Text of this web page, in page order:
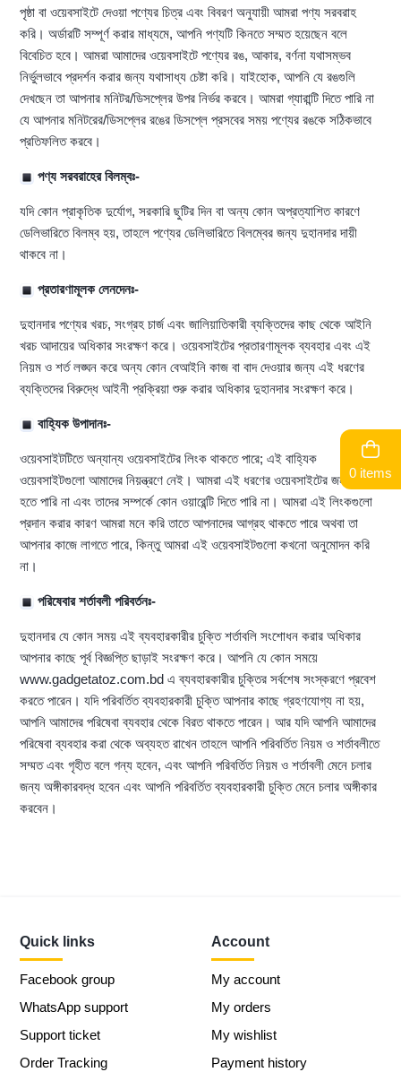
0 items
পৃষ্ঠা বা ওয়েবসাইটে দেওয়া পণ্যের চিত্র এবং বিবরণ অনুযায়ী আমরা পণ্য সরবরাহ
করি। অর্ডারটি সম্পূর্ণ করার মাধ্যমে, আপনি পণ্যটি কিনতে সম্মত হয়েছেন বলে
বিবেচিত হবে। আমরা আমাদের ওয়েবসাইটে পণ্যের রঙ, আকার, বর্ণনা যথাসম্ভব
নির্ভুলভাবে প্রদর্শন করার জন্য যথাসাধ্য চেষ্টা করি। যাইহোক, আপনি যে রঙগুলি
দেখছেন তা আপনার মনিটর/ডিসপ্লের উপর নির্ভর করবে। আমরা গ্যারান্টি দিতে পারি না
যে আপনার মনিটরের/ডিসপ্লের রঙের ডিসপ্লে প্রসবের সময় পণ্যের রঙকে সঠিকভাবে
প্রতিফলিত করবে।
পণ্য সরবরাহের বিলম্বঃ-
যদি কোন প্রাকৃতিক দুর্যোগ, সরকারি ছুটির দিন বা অন্য কোন অপ্রত্যাশিত কারণে
ডেলিভারিতে বিলম্ব হয়, তাহলে পণ্যের ডেলিভারিতে বিলম্বের জন্য দুহানদার দায়ী
থাকবে না।
প্রতারণামূলক লেনদেনঃ-
দুহানদার পণ্যের খরচ, সংগ্রহ চার্জ এবং জালিয়াতিকারী ব্যক্তিদের কাছ থেকে আইনি
খরচ আদায়ের অধিকার সংরক্ষণ করে। ওয়েবসাইটের প্রতারণামূলক ব্যবহার এবং এই
নিয়ম ও শর্ত লঙ্ঘন করে অন্য কোন বেআইনি কাজ বা বাদ দেওয়ার জন্য এই ধরণের
ব্যক্তিদের বিরুদ্ধে আইনী প্রক্রিয়া শুরু করার অধিকার দুহানদার সংরক্ষণ করে।
বাহ্যিক উপাদানঃ-
ওয়েবসাইটটিতে অন্যান্য ওয়েবসাইটের লিংক থাকতে পারে; এই বাহ্যিক
ওয়েবসাইটগুলো আমাদের নিয়ন্ত্রণে নেই। আমরা এই ধরণের ওয়েবসাইটের জন্য দায়ী
হতে পারি না এবং তাদের সম্পর্কে কোন ওয়ারেন্টি দিতে পারি না। আমরা এই লিংকগুলো
প্রদান করার কারণ আমরা মনে করি তাতে আপনাদের আগ্রহ থাকতে পারে অথবা তা
আপনার কাজে লাগতে পারে, কিন্তু আমরা এই ওয়েবসাইটগুলো কখনো অনুমোদন করি
না।
পরিষেবার শর্তাবলী পরিবর্তনঃ-
দুহানদার যে কোন সময় এই ব্যবহারকারীর চুক্তি শর্তাবলি সংশোধন করার অধিকার
আপনার কাছে পূর্ব বিজ্ঞপ্তি ছাড়াই সংরক্ষণ করে। আপনি যে কোন সময়ে
www.gadgetatoz.com.bd এ ব্যবহারকারীর চুক্তির সর্বশেষ সংস্করণে প্রবেশ
করতে পারেন। যদি পরিবর্তিত ব্যবহারকারী চুক্তি আপনার কাছে গ্রহণযোগ্য না হয়,
আপনি আমাদের পরিষেবা ব্যবহার থেকে বিরত থাকতে পারেন। আর যদি আপনি আমাদের
পরিষেবা ব্যবহার করা থেকে অব্যহত রাখেন তাহলে আপনি পরিবর্তিত নিয়ম ও শর্তাবলীতে
সম্মত এবং গৃহীত বলে গন্য হবেন, এবং আপনি পরিবর্তিত নিয়ম ও শর্তাবলী মেনে চলার
জন্য অঙ্গীকারবদ্ধ হবেন এবং আপনি পরিবর্তিত ব্যবহারকারী চুক্তি মেনে চলার অঙ্গীকার
করবেন।
Quick links
Facebook group
WhatsApp support
Support ticket
Order Tracking
Account
My account
My orders
My wishlist
Payment history